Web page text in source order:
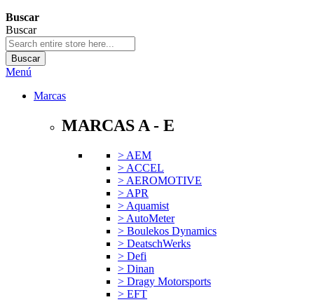
Buscar
Buscar
Buscar
Menú
Marcas
MARCAS A - E
> AEM
> ACCEL
> AEROMOTIVE
> APR
> Aquamist
> AutoMeter
> Boulekos Dynamics
> DeatschWerks
> Defi
> Dinan
> Dragy Motorsports
> EFT